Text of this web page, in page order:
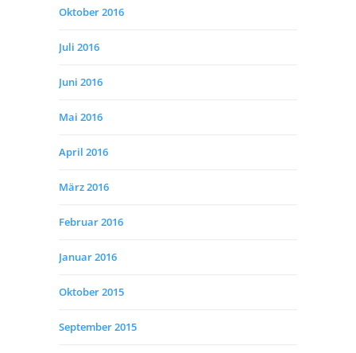
Oktober 2016
Juli 2016
Juni 2016
Mai 2016
April 2016
März 2016
Februar 2016
Januar 2016
Oktober 2015
September 2015